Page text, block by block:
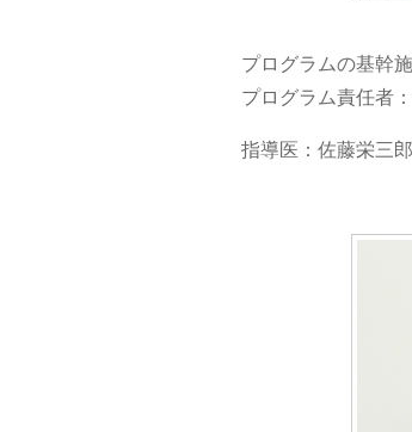
プログラムの基幹
プログラム責任者
指導医：佐藤栄三